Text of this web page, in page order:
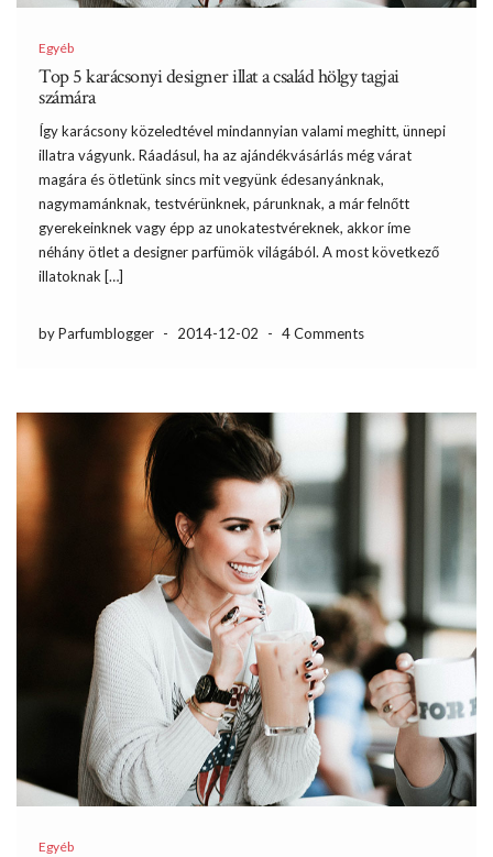
Egyéb
Top 5 karácsonyi designer illat a család hölgy tagjai
számára
Így karácsony közeledtével mindannyian valami meghitt, ünnepi
illatra vágyunk. Ráadásul, ha az ajándékvásárlás még várat
magára és ötletünk sincs mit vegyünk édesanyánknak,
nagymamánknak, testvérünknek, párunknak, a már felnőtt
gyerekeinknek vagy épp az unokatestvéreknek, akkor íme
néhány ötlet a designer parfümök világából. A most következő
illatoknak […]
by Parfumblogger - 2014-12-02 - 4 Comments
Egyéb